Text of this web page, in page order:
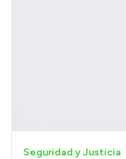
Seguridad y Justicia